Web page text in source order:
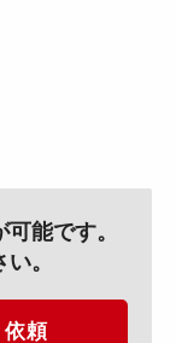
能です。
。
依頼